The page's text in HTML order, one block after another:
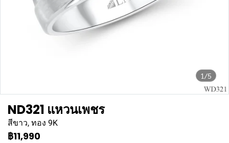
1/5
ND321 แหวนเพชร
สีขาว, ทอง 9K
฿11,990